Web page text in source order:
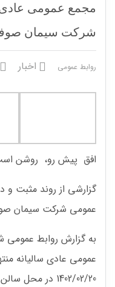
مجمع عمومی عادی
شرکت سیمان
روابط عمومی اخبار
افق پیش رو، روشن
گزارشی از روند مثبت
عمومی شرکت سیمان
به گزارش روابط
1402/02/20 در